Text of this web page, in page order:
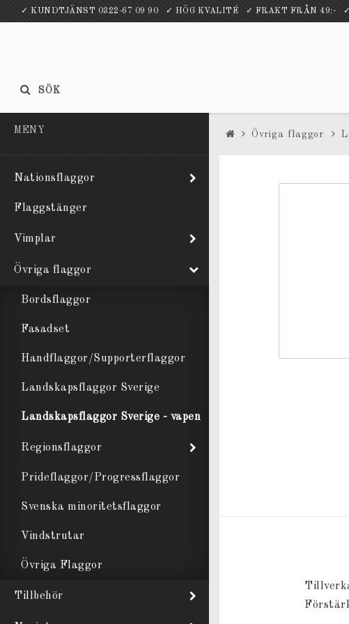
✓ KUNDTJÄNST 0322-67 09 90 ✓ HÖG KVALITÉ ✓ FRAKT FRÅN 49:-
SÖK
MENY
Nationsflaggor
Flaggstänger
Vimplar
Övriga flaggor
Bordsflaggor
Fasadset
Handflaggor/Supporterflaggor
Landskapsflaggor Sverige
Landskapsflaggor Sverige - vapen
Regionsflaggor
Prideflaggor/Progressflaggor
Svenska minoritetsflaggor
Vindstrutar
Övriga Flaggor
Tillbehör
Övriga flaggor